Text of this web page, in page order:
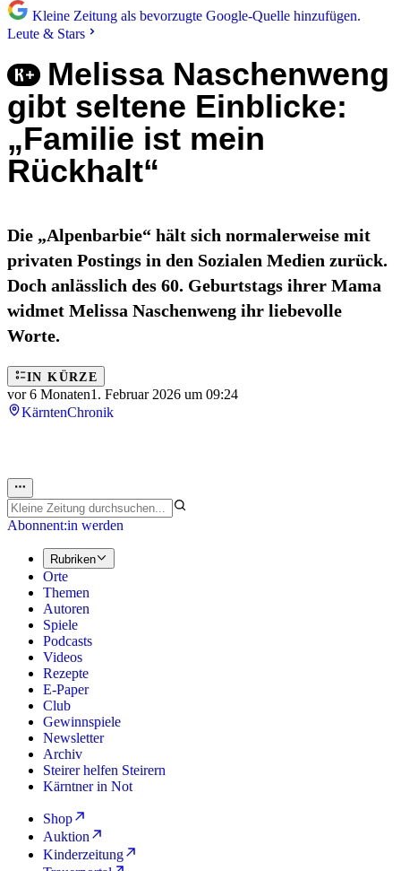
Kleine Zeitung als bevorzugte Google-Quelle hinzufügen.
Leute & Stars
Melissa Naschenweng
gibt seltene Einblicke:
„Familie ist mein
Rückhalt“
Die „Alpenbarbie“ hält sich normalerweise mit
privaten Postings in den Sozialen Medien zurück.
Doch anlässlich des 60. Geburtstags ihrer Mama
widmet Melissa Naschenweng ihr liebevolle
Worte.
IN KÜRZE
vor 6 Monaten1. Februar 2026 um 09:24
KärntenChronik
Abonnent:in werden
Rubriken
Orte
Themen
Autoren
Spiele
Podcasts
Videos
Rezepte
E-Paper
Club
Gewinnspiele
Newsletter
Archiv
Steirer helfen Steirern
Kärntner in Not
Shop
Auktion
Kinderzeitung